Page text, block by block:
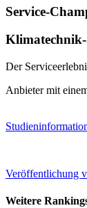
Service-
Klimatechnik-
Der
Anbieter mit
Veröffentlichung
Weitere